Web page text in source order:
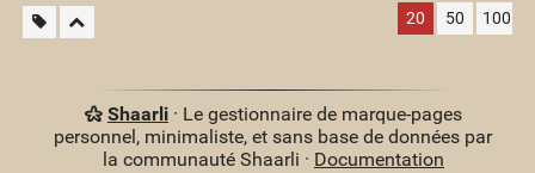
20 50 100
Shaarli· Le gestionnaire de marque-pages
personnel, minimaliste, et sans base de données par
la communauté Shaarli · Documentation